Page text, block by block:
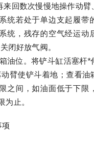
来回数次慢慢地操作动臂
统若处于单边支起履带
统，残存的空气经运动
闭好放气阀。
油位。将铲斗缸活塞杆
臂使铲斗着地；查看油
之间，如油面低于下限
为止。
项